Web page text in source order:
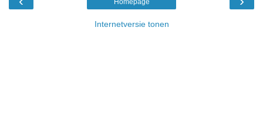
Internetversie tonen